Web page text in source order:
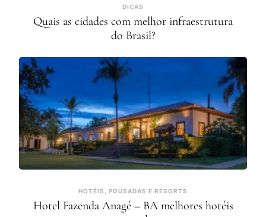
DICAS
Quais as cidades com melhor infraestrutura
do Brasil?
HOTÉIS, POUSADAS E RESORTS
Hotel Fazenda Anagé – BA melhores hotéis